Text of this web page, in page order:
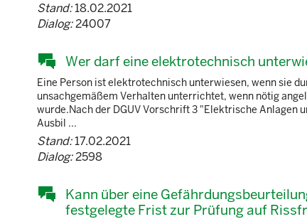
Stand:18.02.2021
Dialog:24007
Wer darf eine elektrotechnisch
Eine Person ist elektrotechnisch unterwiesen, wenn sie
unsachgemäßem Verhalten unterrichtet, wenn nötig
wurde.Nach der DGUV Vorschrift 3 "Elektrische
Ausbil ...
Stand:17.02.2021
Dialog:2598
Kann über eine
festgelegte Frist zur Prüfung auf